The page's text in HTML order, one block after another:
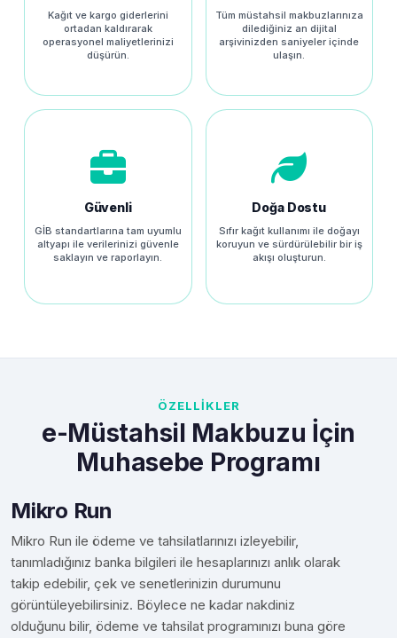
Kağıt ve kargo giderlerini
ortadan kaldırarak
operasyonel maliyetlerinizi
düşürün.
Tüm müstahsil makbuzlarınıza
dilediğiniz an dijital
arşivinizden saniyeler içinde
ulaşın.
Güvenli
GİB standartlarına tam uyumlu
altyapı ile verilerinizi güvenle
saklayın ve raporlayın.
Doğa Dostu
Sıfır kağıt kullanımı ile doğayı
koruyun ve sürdürülebilir bir iş
akışı oluşturun.
ÖZELLİKLER
e-Müstahsil Makbuzu İçin
Muhasebe Programı
Mikro Run
Mikro Run ile ödeme ve tahsilatlarınızı izleyebilir,
tanımladığınız banka bilgileri ile hesaplarınızı anlık olarak
takip edebilir, çek ve senetlerinizin durumunu
görüntüleyebilirsiniz. Böylece ne kadar nakdiniz
olduğunu bilir, ödeme ve tahsilat programınızı buna göre